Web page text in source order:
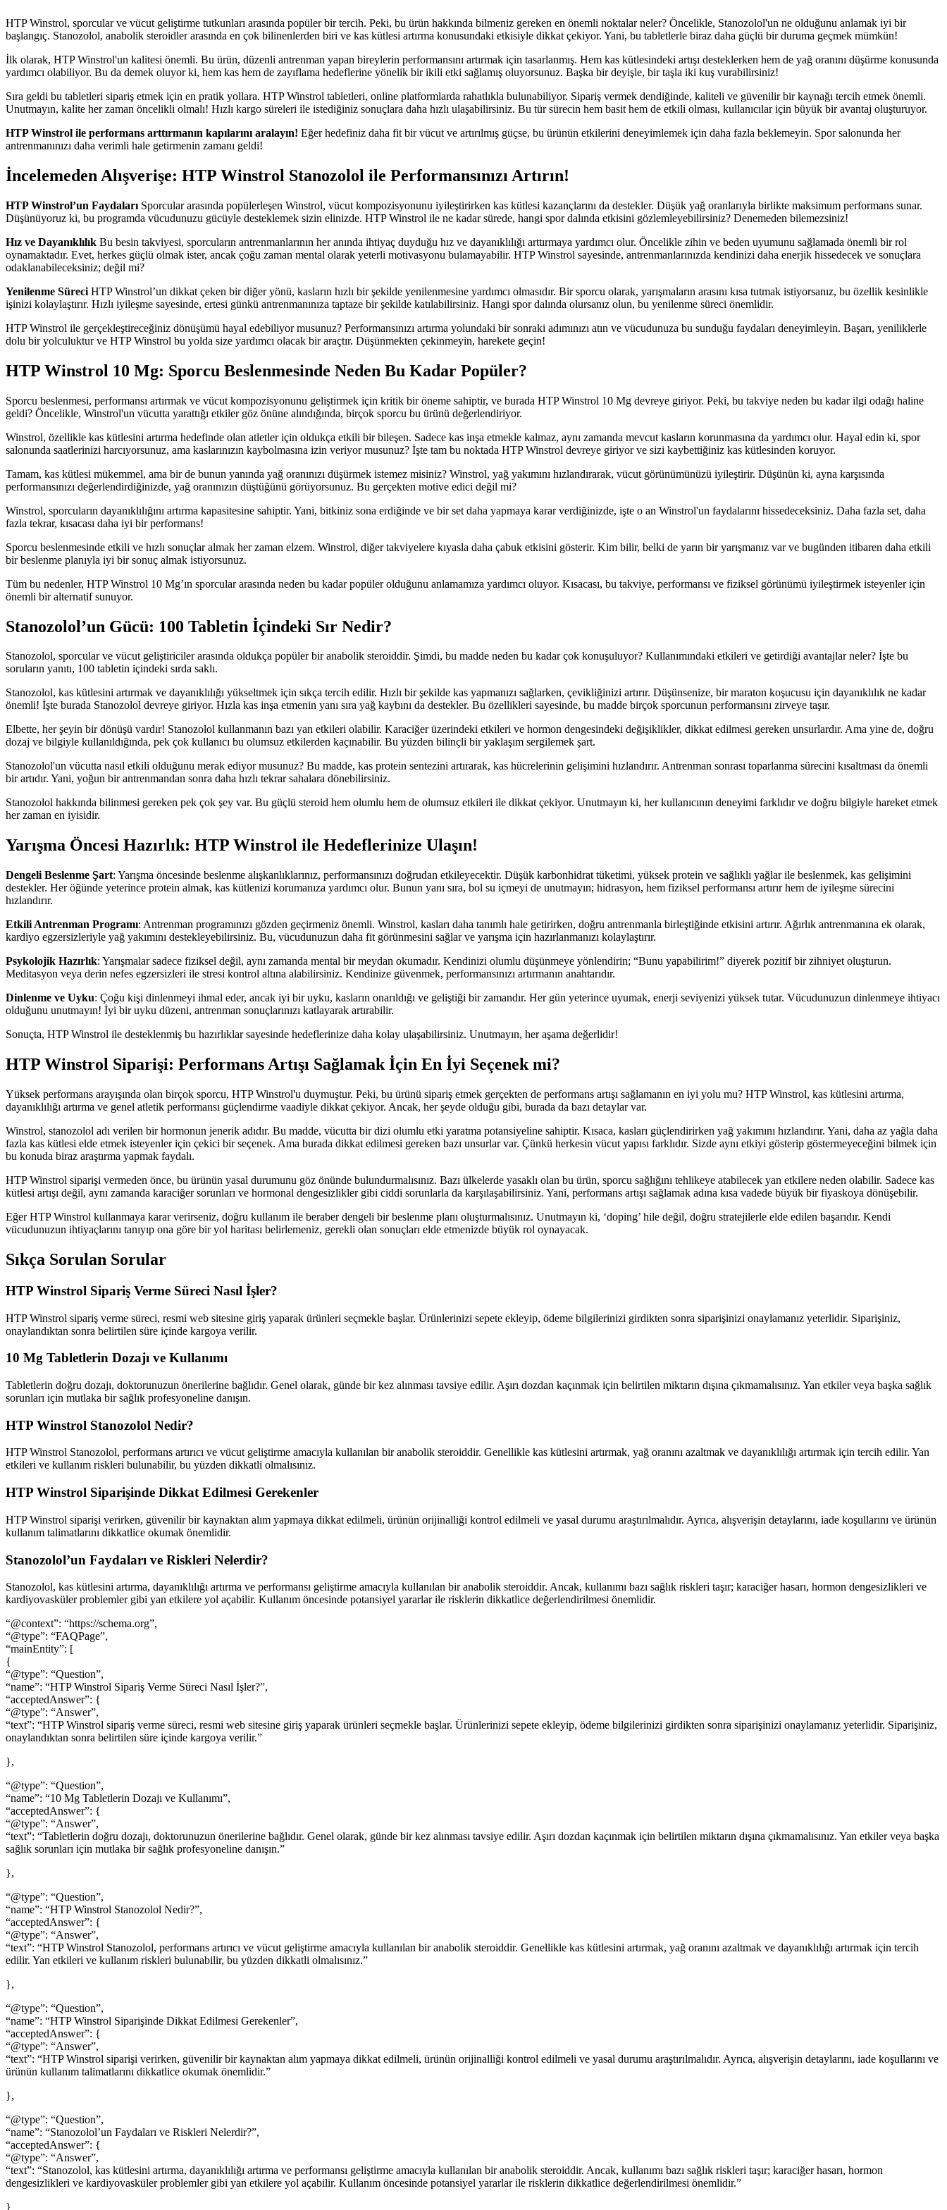
HTP Winstrol, sporcular ve vücut geliştirme tutkunları arasında popüler bir tercih. Peki, bu ürün hakkında bilmeniz gereken en önemli noktalar neler? Öncelikle, Stanozolol'un ne olduğunu anlamak iyi bir
başlangıç. Stanozolol, anabolik steroidler arasında en çok bilinenlerden biri ve kas kütlesi artırma konusundaki etkisiyle dikkat çekiyor. Yani, bu tabletlerle biraz daha güçlü bir duruma geçmek mümkün!
İlk olarak, HTP Winstrol'un kalitesi önemli. Bu ürün, düzenli antrenman yapan bireylerin performansını artırmak için tasarlanmış. Hem kas kütlesindeki artışı desteklerken hem de yağ oranını düşürme konusunda
yardımcı olabiliyor. Bu da demek oluyor ki, hem kas hem de zayıflama hedeflerine yönelik bir ikili etki sağlamış oluyorsunuz. Başka bir deyişle, bir taşla iki kuş vurabilirsiniz!
Sıra geldi bu tabletleri sipariş etmek için en pratik yollara. HTP Winstrol tabletleri, online platformlarda rahatlıkla bulunabiliyor. Sipariş vermek dendiğinde, kaliteli ve güvenilir bir kaynağı tercih etmek önemli.
Unutmayın, kalite her zaman öncelikli olmalı! Hızlı kargo süreleri ile istediğiniz sonuçlara daha hızlı ulaşabilirsiniz. Bu tür sürecin hem basit hem de etkili olması, kullanıcılar için büyük bir avantaj oluşturuyor.
HTP Winstrol ile performans arttırmanın kapılarını aralayın! Eğer hedefiniz daha fit bir vücut ve artırılmış güçse, bu ürünün etkilerini deneyimlemek için daha fazla beklemeyin. Spor salonunda her
antrenmanınızı daha verimli hale getirmenin zamanı geldi!
İncelemeden Alışverişe: HTP Winstrol Stanozolol ile Performansınızı Artırın!
HTP Winstrol’un Faydaları Sporcular arasında popülerleşen Winstrol, vücut kompozisyonunu iyileştirirken kas kütlesi kazançlarını da destekler. Düşük yağ oranlarıyla birlikte maksimum performans sunar.
Düşünüyoruz ki, bu programda vücudunuzu gücüyle desteklemek sizin elinizde. HTP Winstrol ile ne kadar sürede, hangi spor dalında etkisini gözlemleyebilirsiniz? Denemeden bilemezsiniz!
Hız ve Dayanıklılık Bu besin takviyesi, sporcuların antrenmanlarının her anında ihtiyaç duyduğu hız ve dayanıklılığı arttırmaya yardımcı olur. Öncelikle zihin ve beden uyumunu sağlamada önemli bir rol
oynamaktadır. Evet, herkes güçlü olmak ister, ancak çoğu zaman mental olarak yeterli motivasyonu bulamayabilir. HTP Winstrol sayesinde, antrenmanlarınızda kendinizi daha enerjik hissedecek ve sonuçlara
odaklanabileceksiniz; değil mi?
Yenilenme Süreci HTP Winstrol’un dikkat çeken bir diğer yönü, kasların hızlı bir şekilde yenilenmesine yardımcı olmasıdır. Bir sporcu olarak, yarışmaların arasını kısa tutmak istiyorsanız, bu özellik kesinlikle
işinizi kolaylaştırır. Hızlı iyileşme sayesinde, ertesi günkü antrenmanınıza taptaze bir şekilde katılabilirsiniz. Hangi spor dalında olursanız olun, bu yenilenme süreci önemlidir.
HTP Winstrol ile gerçekleştireceğiniz dönüşümü hayal edebiliyor musunuz? Performansınızı artırma yolundaki bir sonraki adımınızı atın ve vücudunuza bu sunduğu faydaları deneyimleyin. Başarı, yeniliklerle
dolu bir yolculuktur ve HTP Winstrol bu yolda size yardımcı olacak bir araçtır. Düşünmekten çekinmeyin, harekete geçin!
HTP Winstrol 10 Mg: Sporcu Beslenmesinde Neden Bu Kadar Popüler?
Sporcu beslenmesi, performansı artırmak ve vücut kompozisyonunu geliştirmek için kritik bir öneme sahiptir, ve burada HTP Winstrol 10 Mg devreye giriyor. Peki, bu takviye neden bu kadar ilgi odağı haline
geldi? Öncelikle, Winstrol'un vücutta yarattığı etkiler göz önüne alındığında, birçok sporcu bu ürünü değerlendiriyor.
Winstrol, özellikle kas kütlesini artırma hedefinde olan atletler için oldukça etkili bir bileşen. Sadece kas inşa etmekle kalmaz, aynı zamanda mevcut kasların korunmasına da yardımcı olur. Hayal edin ki, spor
salonunda saatlerinizi harcıyorsunuz, ama kaslarınızın kaybolmasına izin veriyor musunuz? İşte tam bu noktada HTP Winstrol devreye giriyor ve sizi kaybettiğiniz kas kütlesinden koruyor.
Tamam, kas kütlesi mükemmel, ama bir de bunun yanında yağ oranınızı düşürmek istemez misiniz? Winstrol, yağ yakımını hızlandırarak, vücut görünümünüzü iyileştirir. Düşünün ki, ayna karşısında
performansınızı değerlendirdiğinizde, yağ oranınızın düştüğünü görüyorsunuz. Bu gerçekten motive edici değil mi?
Winstrol, sporcuların dayanıklılığını artırma kapasitesine sahiptir. Yani, bitkiniz sona erdiğinde ve bir set daha yapmaya karar verdiğinizde, işte o an Winstrol'un faydalarını hissedeceksiniz. Daha fazla set, daha
fazla tekrar, kısacası daha iyi bir performans!
Sporcu beslenmesinde etkili ve hızlı sonuçlar almak her zaman elzem. Winstrol, diğer takviyelere kıyasla daha çabuk etkisini gösterir. Kim bilir, belki de yarın bir yarışmanız var ve bugünden itibaren daha etkili
bir beslenme planıyla iyi bir sonuç almak istiyorsunuz.
Tüm bu nedenler, HTP Winstrol 10 Mg’ın sporcular arasında neden bu kadar popüler olduğunu anlamamıza yardımcı oluyor. Kısacası, bu takviye, performansı ve fiziksel görünümü iyileştirmek isteyenler için
önemli bir alternatif sunuyor.
Stanozolol’un Gücü: 100 Tabletin İçindeki Sır Nedir?
Stanozolol, sporcular ve vücut geliştiriciler arasında oldukça popüler bir anabolik steroiddir. Şimdi, bu madde neden bu kadar çok konuşuluyor? Kullanımındaki etkileri ve getirdiği avantajlar neler? İşte bu
soruların yanıtı, 100 tabletin içindeki sırda saklı.
Stanozolol, kas kütlesini artırmak ve dayanıklılığı yükseltmek için sıkça tercih edilir. Hızlı bir şekilde kas yapmanızı sağlarken, çevikliğinizi artırır. Düşünsenize, bir maraton koşucusu için dayanıklılık ne kadar
önemli! İşte burada Stanozolol devreye giriyor. Hızla kas inşa etmenin yanı sıra yağ kaybını da destekler. Bu özellikleri sayesinde, bu madde birçok sporcunun performansını zirveye taşır.
Elbette, her şeyin bir dönüşü vardır! Stanozolol kullanmanın bazı yan etkileri olabilir. Karaciğer üzerindeki etkileri ve hormon dengesindeki değişiklikler, dikkat edilmesi gereken unsurlardır. Ama yine de, doğru
dozaj ve bilgiyle kullanıldığında, pek çok kullanıcı bu olumsuz etkilerden kaçınabilir. Bu yüzden bilinçli bir yaklaşım sergilemek şart.
Stanozolol'un vücutta nasıl etkili olduğunu merak ediyor musunuz? Bu madde, kas protein sentezini artırarak, kas hücrelerinin gelişimini hızlandırır. Antrenman sonrası toparlanma sürecini kısaltması da önemli
bir artıdır. Yani, yoğun bir antrenmandan sonra daha hızlı tekrar sahalara dönebilirsiniz.
Stanozolol hakkında bilinmesi gereken pek çok şey var. Bu güçlü steroid hem olumlu hem de olumsuz etkileri ile dikkat çekiyor. Unutmayın ki, her kullanıcının deneyimi farklıdır ve doğru bilgiyle hareket etmek
her zaman en iyisidir.
Yarışma Öncesi Hazırlık: HTP Winstrol ile Hedeflerinize Ulaşın!
Dengeli Beslenme Şart: Yarışma öncesinde beslenme alışkanlıklarınız, performansınızı doğrudan etkileyecektir. Düşük karbonhidrat tüketimi, yüksek protein ve sağlıklı yağlar ile beslenmek, kas gelişimini
destekler. Her öğünde yeterince protein almak, kas kütlenizi korumanıza yardımcı olur. Bunun yanı sıra, bol su içmeyi de unutmayın; hidrasyon, hem fiziksel performansı artırır hem de iyileşme sürecini
hızlandırır.
Etkili Antrenman Programı: Antrenman programınızı gözden geçirmeniz önemli. Winstrol, kasları daha tanımlı hale getirirken, doğru antrenmanla birleştiğinde etkisini artırır. Ağırlık antrenmanına ek olarak,
kardiyo egzersizleriyle yağ yakımını destekleyebilirsiniz. Bu, vücudunuzun daha fit görünmesini sağlar ve yarışma için hazırlanmanızı kolaylaştırır.
Psykolojik Hazırlık: Yarışmalar sadece fiziksel değil, aynı zamanda mental bir meydan okumadır. Kendinizi olumlu düşünmeye yönlendirin; “Bunu yapabilirim!” diyerek pozitif bir zihniyet oluşturun.
Meditasyon veya derin nefes egzersizleri ile stresi kontrol altına alabilirsiniz. Kendinize güvenmek, performansınızı artırmanın anahtarıdır.
Dinlenme ve Uyku: Çoğu kişi dinlenmeyi ihmal eder, ancak iyi bir uyku, kasların onarıldığı ve geliştiği bir zamandır. Her gün yeterince uyumak, enerji seviyenizi yüksek tutar. Vücudunuzun dinlenmeye ihtiyacı
olduğunu unutmayın! İyi bir uyku düzeni, antrenman sonuçlarınızı katlayarak artırabilir.
Sonuçta, HTP Winstrol ile desteklenmiş bu hazırlıklar sayesinde hedeflerinize daha kolay ulaşabilirsiniz. Unutmayın, her aşama değerlidir!
HTP Winstrol Siparişi: Performans Artışı Sağlamak İçin En İyi Seçenek mi?
Yüksek performans arayışında olan birçok sporcu, HTP Winstrol'u duymuştur. Peki, bu ürünü sipariş etmek gerçekten de performans artışı sağlamanın en iyi yolu mu? HTP Winstrol, kas kütlesini artırma,
dayanıklılığı artırma ve genel atletik performansı güçlendirme vaadiyle dikkat çekiyor. Ancak, her şeyde olduğu gibi, burada da bazı detaylar var.
Winstrol, stanozolol adı verilen bir hormonun jenerik adıdır. Bu madde, vücutta bir dizi olumlu etki yaratma potansiyeline sahiptir. Kısaca, kasları güçlendirirken yağ yakımını hızlandırır. Yani, daha az yağla daha
fazla kas kütlesi elde etmek isteyenler için çekici bir seçenek. Ama burada dikkat edilmesi gereken bazı unsurlar var. Çünkü herkesin vücut yapısı farklıdır. Sizde aynı etkiyi gösterip göstermeyeceğini bilmek için
bu konuda biraz araştırma yapmak faydalı.
HTP Winstrol siparişi vermeden önce, bu ürünün yasal durumunu göz önünde bulundurmalısınız. Bazı ülkelerde yasaklı olan bu ürün, sporcu sağlığını tehlikeye atabilecek yan etkilere neden olabilir. Sadece kas
kütlesi artışı değil, aynı zamanda karaciğer sorunları ve hormonal dengesizlikler gibi ciddi sorunlarla da karşılaşabilirsiniz. Yani, performans artışı sağlamak adına kısa vadede büyük bir fiyaskoya dönüşebilir.
Eğer HTP Winstrol kullanmaya karar verirseniz, doğru kullanım ile beraber dengeli bir beslenme planı oluşturmalısınız. Unutmayın ki, ‘doping’ hile değil, doğru stratejilerle elde edilen başarıdır. Kendi
vücudunuzun ihtiyaçlarını tanıyıp ona göre bir yol haritası belirlemeniz, gerekli olan sonuçları elde etmenizde büyük rol oynayacak.
Sıkça Sorulan Sorular
HTP Winstrol Sipariş Verme Süreci Nasıl İşler?
HTP Winstrol sipariş verme süreci, resmi web sitesine giriş yaparak ürünleri seçmekle başlar. Ürünlerinizi sepete ekleyip, ödeme bilgilerinizi girdikten sonra siparişinizi onaylamanız yeterlidir. Siparişiniz,
onaylandıktan sonra belirtilen süre içinde kargoya verilir.
10 Mg Tabletlerin Dozajı ve Kullanımı
Tabletlerin doğru dozajı, doktorunuzun önerilerine bağlıdır. Genel olarak, günde bir kez alınması tavsiye edilir. Aşırı dozdan kaçınmak için belirtilen miktarın dışına çıkmamalısınız. Yan etkiler veya başka sağlık
sorunları için mutlaka bir sağlık profesyoneline danışın.
HTP Winstrol Stanozolol Nedir?
HTP Winstrol Stanozolol, performans artırıcı ve vücut geliştirme amacıyla kullanılan bir anabolik steroiddir. Genellikle kas kütlesini artırmak, yağ oranını azaltmak ve dayanıklılığı artırmak için tercih edilir. Yan
etkileri ve kullanım riskleri bulunabilir, bu yüzden dikkatli olmalısınız.
HTP Winstrol Siparişinde Dikkat Edilmesi Gerekenler
HTP Winstrol siparişi verirken, güvenilir bir kaynaktan alım yapmaya dikkat edilmeli, ürünün orijinalliği kontrol edilmeli ve yasal durumu araştırılmalıdır. Ayrıca, alışverişin detaylarını, iade koşullarını ve ürünün
kullanım talimatlarını dikkatlice okumak önemlidir.
Stanozolol’un Faydaları ve Riskleri Nelerdir?
Stanozolol, kas kütlesini artırma, dayanıklılığı artırma ve performansı geliştirme amacıyla kullanılan bir anabolik steroiddir. Ancak, kullanımı bazı sağlık riskleri taşır; karaciğer hasarı, hormon dengesizlikleri ve
kardiyovasküler problemler gibi yan etkilere yol açabilir. Kullanım öncesinde potansiyel yararlar ile risklerin dikkatlice değerlendirilmesi önemlidir.
“@context”: “https://schema.org”,
“@type”: “FAQPage”,
“mainEntity”: [
{
“@type”: “Question”,
“name”: “HTP Winstrol Sipariş Verme Süreci Nasıl İşler?”,
“acceptedAnswer”: {
“@type”: “Answer”,
“text”: “HTP Winstrol sipariş verme süreci, resmi web sitesine giriş yaparak ürünleri seçmekle başlar. Ürünlerinizi sepete ekleyip, ödeme bilgilerinizi girdikten sonra siparişinizi onaylamanız yeterlidir. Siparişiniz,
onaylandıktan sonra belirtilen süre içinde kargoya verilir.”
},
“@type”: “Question”,
“name”: “10 Mg Tabletlerin Dozajı ve Kullanımı”,
“acceptedAnswer”: {
“@type”: “Answer”,
“text”: “Tabletlerin doğru dozajı, doktorunuzun önerilerine bağlıdır. Genel olarak, günde bir kez alınması tavsiye edilir. Aşırı dozdan kaçınmak için belirtilen miktarın dışına çıkmamalısınız. Yan etkiler veya başka
sağlık sorunları için mutlaka bir sağlık profesyoneline danışın.”
},
“@type”: “Question”,
“name”: “HTP Winstrol Stanozolol Nedir?”,
“acceptedAnswer”: {
“@type”: “Answer”,
“text”: “HTP Winstrol Stanozolol, performans artırıcı ve vücut geliştirme amacıyla kullanılan bir anabolik steroiddir. Genellikle kas kütlesini artırmak, yağ oranını azaltmak ve dayanıklılığı artırmak için tercih
edilir. Yan etkileri ve kullanım riskleri bulunabilir, bu yüzden dikkatli olmalısınız.”
},
“@type”: “Question”,
“name”: “HTP Winstrol Siparişinde Dikkat Edilmesi Gerekenler”,
“acceptedAnswer”: {
“@type”: “Answer”,
“text”: “HTP Winstrol siparişi verirken, güvenilir bir kaynaktan alım yapmaya dikkat edilmeli, ürünün orijinalliği kontrol edilmeli ve yasal durumu araştırılmalıdır. Ayrıca, alışverişin detaylarını, iade koşullarını ve
ürünün kullanım talimatlarını dikkatlice okumak önemlidir.”
},
“@type”: “Question”,
“name”: “Stanozolol’un Faydaları ve Riskleri Nelerdir?”,
“acceptedAnswer”: {
“@type”: “Answer”,
“text”: “Stanozolol, kas kütlesini artırma, dayanıklılığı artırma ve performansı geliştirme amacıyla kullanılan bir anabolik steroiddir. Ancak, kullanımı bazı sağlık riskleri taşır; karaciğer hasarı, hormon
dengesizlikleri ve kardiyovasküler problemler gibi yan etkilere yol açabilir. Kullanım öncesinde potansiyel yararlar ile risklerin dikkatlice değerlendirilmesi önemlidir.”
}